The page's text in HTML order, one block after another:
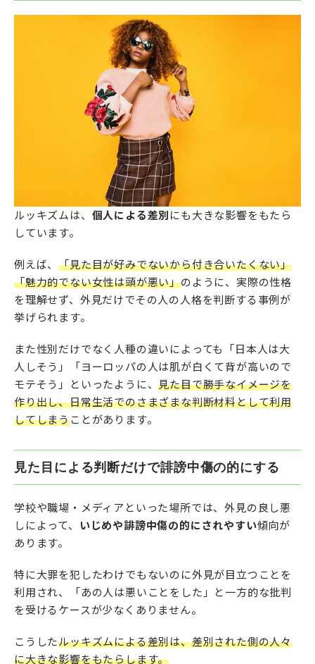
ルッキズムは、 個人による差別 にも大きな影響をもたら
しています。
例えば、「見た目が好みでないから付き合いたくない」
「魅力的でない女性は頭が悪い」のように、実際の性格
を理解せず、外見だけでその人の人格を判断する事例が
挙げられます。
また性別だけでなく人種の違いによっても「日本人は大
人しそう」「ヨーロッパの人は肌が白くて背が高いので
モテそう」といったように、見た目で勝手なイメージを
作り出し、日常生活でのさまざまな判断材料として利用
してしまうことがあります。
見た目による判断だけで誹謗中傷の的にする
学校や職場・メディアといった場所では、外見の良し悪
しによって、
いじめや誹謗中傷の的にされやすい傾向が
あります。
特に大罪を犯したわけでもないのに外見が目立つことを
利用され、「あの人は悪いことをした」と一方的な批判
を受けるケースが少なくありません。
こうしたルッキズムによる差別は、差別された側の人々
に大きな影響をもたらします。